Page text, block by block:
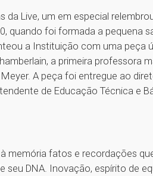
Live, um em especial
quando foi formada a pequena
a Instituição com uma peça
a primeira professora
A peça foi entregue ao
de Educação Técnica e
memória fatos e recordações
DNA. Inovação, espírito de